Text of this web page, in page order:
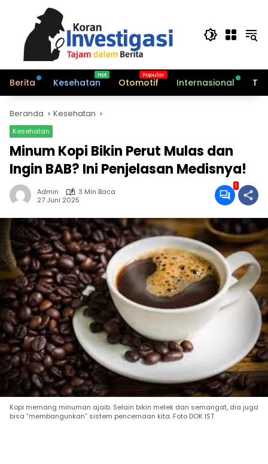
Berita Kesehatan Otomotif Internasional
Beranda Kesehatan
Kesehatan
Minum Kopi Bikin Perut Mulas dan
Ingin BAB? Ini Penjelasan Medisnya!
Admin
3 Min Baca
27 Juni 2025
1
Kopi memang minuman ajaib. Selain bikin melek dan semangat, dia juga
bisa “membangunkan” sistem pencernaan kita. Foto DOK IST